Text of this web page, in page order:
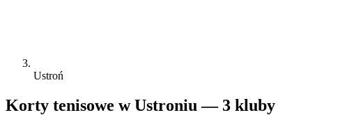
Ustroń
Korty tenisowe w Ustroniu — 3 kluby